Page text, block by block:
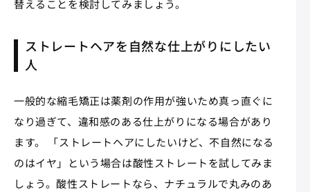
替えることを検討してみましょう。
ストレートヘアを自然な仕上がりにしたい
人
一般的な縮毛矯正は薬剤の作用が強いため真っ直ぐに
なり過ぎて、違和感のある仕上がりになる場合があり
ます。 「ストレートヘアにしたいけど、不自然になる
のはイヤ」という場合は酸性ストレートを試してみま
しょう。酸性ストレートなら、ナチュラルで丸みのあ